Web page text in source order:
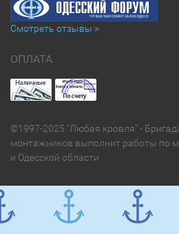
Смотреть отзывы >
ОПЛАТА
©1997-2025 "Любая кровля" -
монтажников выполнит работы по
и Одесской области